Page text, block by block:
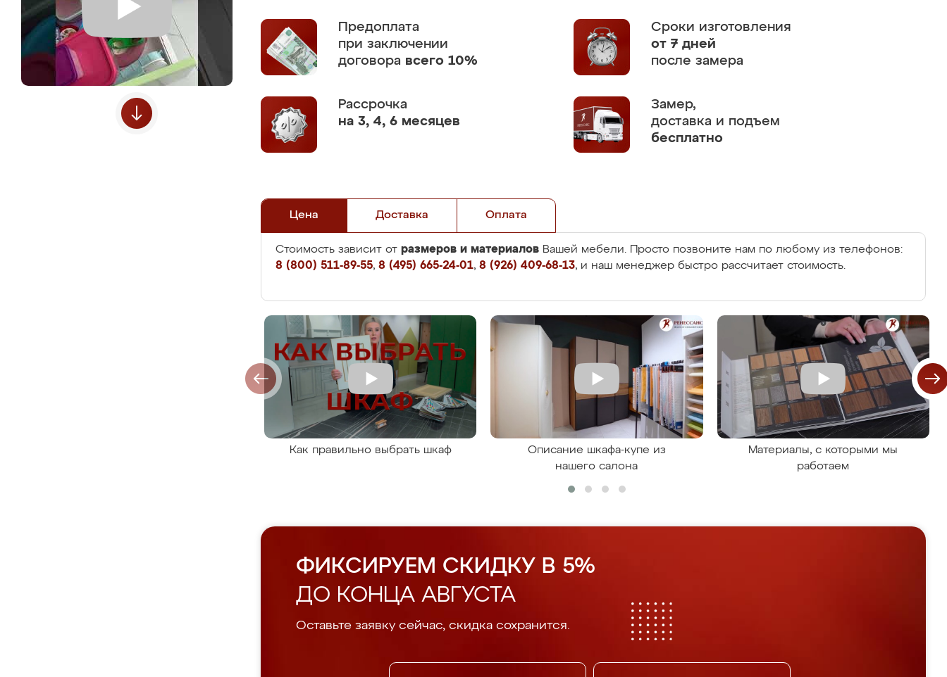
Предоплата
при заключении
договора всего 10%
Сроки изготовления
от 7 дней
после замера
Рассрочка
на 3, 4, 6 месяцев
Замер,
доставка и подъем
бесплатно
Цена Доставка Оплата
Стоимость зависит от размеров и материалов Вашей мебели. Просто позвоните нам по любому из телефонов:
8 (800) 511-89-55, 8 (495) 665-24-01, 8 (926) 409-68-13, и наш менеджер быстро рассчитает стоимость.
Как правильно выбрать шкаф
Описание шкафа-купе из
нашего салона
Материалы, с которыми мы
работаем
ФИКСИРУЕМ СКИДКУ В 5%
ДО КОНЦА АВГУСТА
Оставьте заявку сейчас, скидка сохранится.